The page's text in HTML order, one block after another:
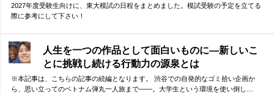
2027年度受験生向けに、東大模試の日程をまとめました。模試受験の予定を立てる
際に参考にして下さい！
人生を一つの作品として面白いものに―新しいこ
とに挑戦し続ける行動力の源泉とは
※本記事は、こちらの記事の続編となります。 渋谷での自発的なゴミ拾い企画か
ら、思い立ってのベトナム弾丸一人旅まで——。大学生という環境を使い倒し…